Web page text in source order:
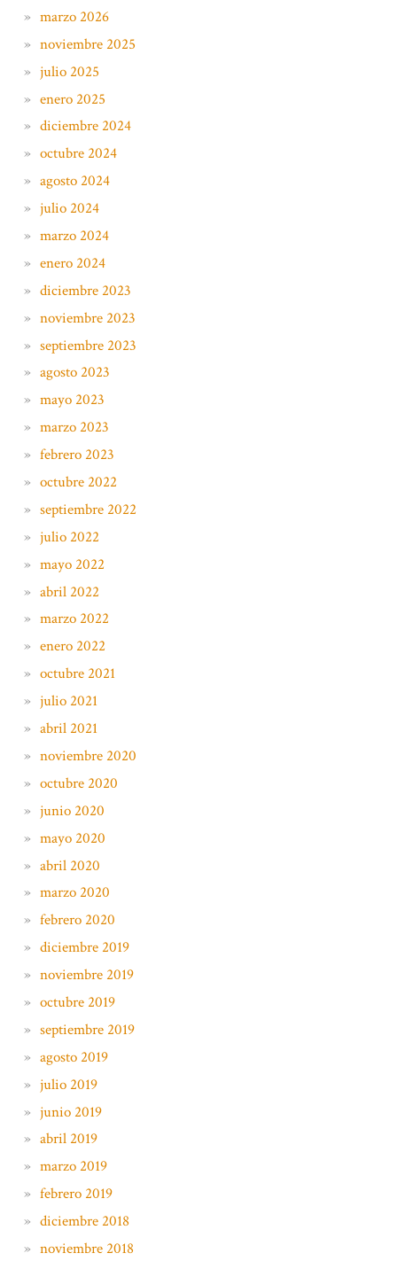
marzo 2026
noviembre 2025
julio 2025
enero 2025
diciembre 2024
octubre 2024
agosto 2024
julio 2024
marzo 2024
enero 2024
diciembre 2023
noviembre 2023
septiembre 2023
agosto 2023
mayo 2023
marzo 2023
febrero 2023
octubre 2022
septiembre 2022
julio 2022
mayo 2022
abril 2022
marzo 2022
enero 2022
octubre 2021
julio 2021
abril 2021
noviembre 2020
octubre 2020
junio 2020
mayo 2020
abril 2020
marzo 2020
febrero 2020
diciembre 2019
noviembre 2019
octubre 2019
septiembre 2019
agosto 2019
julio 2019
junio 2019
abril 2019
marzo 2019
febrero 2019
diciembre 2018
noviembre 2018